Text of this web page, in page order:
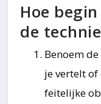
Hoe
de
Benoem
je vertelt
feitelijke